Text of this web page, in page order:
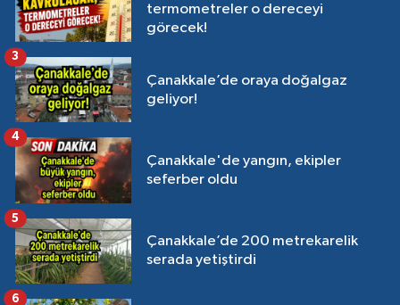
termometreler o dereceyi
görecek!
Çanakkale’de oraya doğalgaz
geliyor!
3
Çanakkale'de yangın, ekipler
seferber oldu
4
Çanakkale’de 200 metrekarelik
serada yetiştirdi
5
6